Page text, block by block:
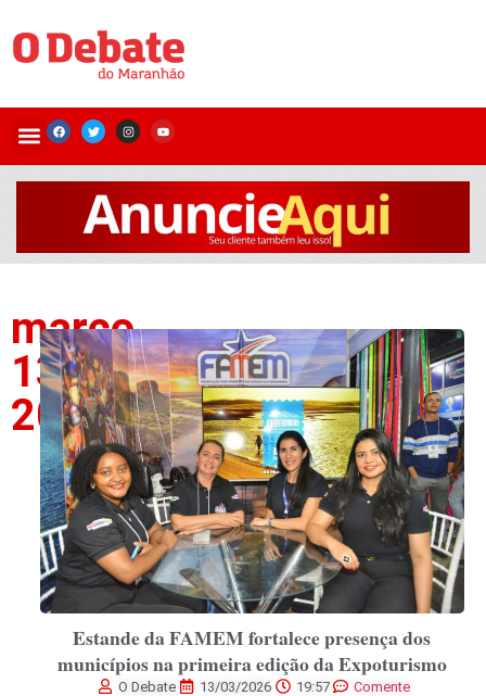
março
13,
2026
Estande da FAMEM fortalece presença dos
municípios na primeira edição da Expoturismo
O Debate 13/03/2026 19:57 Comente